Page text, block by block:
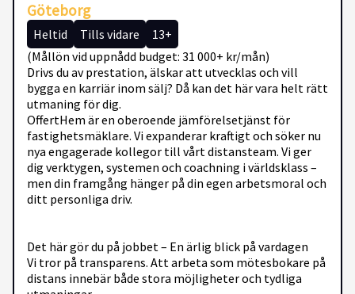
Göteborg
Heltid Tills vidare
13+
(Mållön vid uppnådd budget: 31 000+ kr/mån)
Drivs du av prestation, älskar att utvecklas och vill
bygga en karriär inom sälj? Då kan det här vara helt rätt
utmaning för dig.
OffertHem är en oberoende jämförelsetjänst för
fastighetsmäklare. Vi expanderar kraftigt och söker nu
nya engagerade kollegor till vårt distansteam. Vi ger
dig verktygen, systemen och coachning i världsklass –
men din framgång hänger på din egen arbetsmoral och
ditt personliga driv.
Det här gör du på jobbet – En ärlig blick på vardagen
Vi tror på transparens. Att arbeta som mötesbokare på
distans innebär både stora möjligheter och tydliga